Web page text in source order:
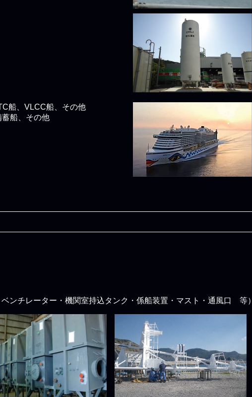
船、VLCC船、その他
船、その他
ンチレーター・機関室持込タンク・係船装置・マスト・通風口 等）